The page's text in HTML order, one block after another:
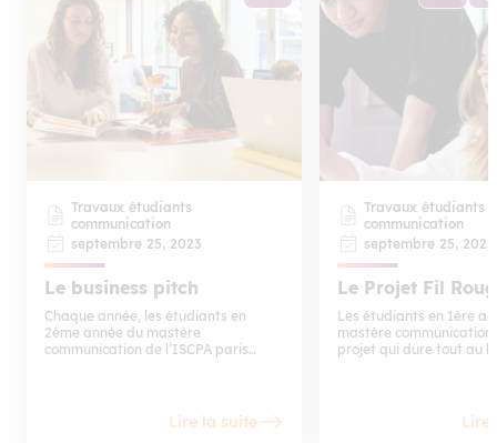
Travaux étudiants
communication
septembre 25, 2023
Le business pitch
Chaque année, les étudiants en
2ème année du mastère
communication de l’ISCPA paris
durant, en immersion, près de 500
étudiants et alternants planchent
Lire la suite
Travaux étudiants
communication
septembre 25, 2023
Le Projet Fil
Les étudiants en 1ère
mastère communication
projet qui dure tout au
Lire